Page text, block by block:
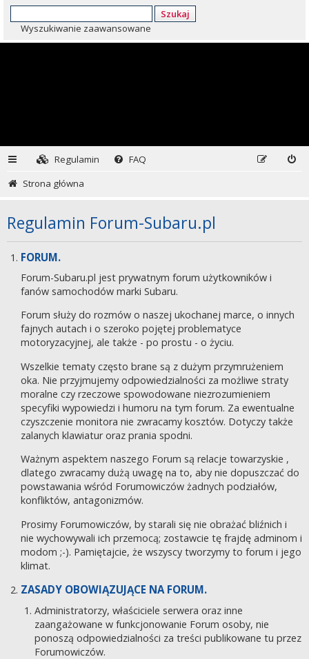
Szukaj
Wyszukiwanie zaawansowane
Regulamin
FAQ
Strona główna
Regulamin Forum-Subaru.pl
FORUM.
Forum-Subaru.pl jest prywatnym forum użytkowników i
fanów samochodów marki Subaru.
Forum służy do rozmów o naszej ukochanej marce, o innych
fajnych autach i o szeroko pojętej problematyce
motoryzacyjnej, ale także - po prostu - o życiu.
Wszelkie tematy często brane są z dużym przymrużeniem
oka. Nie przyjmujemy odpowiedzialności za możliwe straty
moralne czy rzeczowe spowodowane niezrozumieniem
specyfiki wypowiedzi i humoru na tym forum. Za ewentualne
czyszczenie monitora nie zwracamy kosztów. Dotyczy także
zalanych klawiatur oraz prania spodni.
Ważnym aspektem naszego Forum są relacje towarzyskie ,
dlatego zwracamy dużą uwagę na to, aby nie dopuszczać do
powstawania wśród Forumowiczów żadnych podziałów,
konfliktów, antagonizmów.
Prosimy Forumowiczów, by starali się nie obrażać bliźnich i
nie wychowywali ich przemocą; zostawcie tę frajdę adminom i
modom ;-). Pamiętajcie, że wszyscy tworzymy to forum i jego
klimat.
ZASADY OBOWIĄZUJĄCE NA FORUM.
Administratorzy, właściciele serwera oraz inne
zaangażowane w funkcjonowanie Forum osoby, nie
ponoszą odpowiedzialności za treści publikowane tu przez
Forumowiczów.